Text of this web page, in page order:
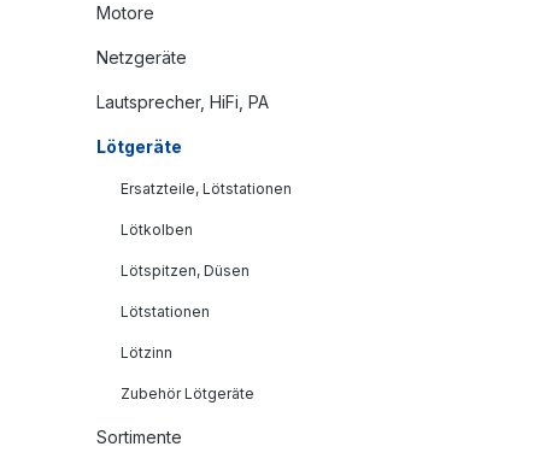
Motore
Netzgeräte
Lautsprecher, HiFi, PA
Lötgeräte
Ersatzteile, Lötstationen
Lötkolben
Lötspitzen, Düsen
Lötstationen
Lötzinn
Zubehör Lötgeräte
Sortimente